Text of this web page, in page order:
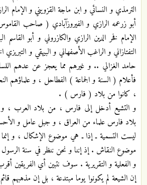
الترمذي و النسائي و ابن ماجة القزويني و الإمام
أبو زرعمه الرازي و الفيروزآبادي ( صاحب
الإمام فخر الدين الرازي والكازروني و أبو القاسم
التفتازاني و الراغب الأصفهاني و البيهقي و
حامد الغزالي .. و غيرهم مما يعجز عن عدهم
فأعلام ( السنة و الجماعة ) الفطاحل ، و علماؤهم
، كانوا من بلاد ( فارس ) .
و التشيع أدخل إلى فارس ، من بلاد العرب ،
بلاد فارس علماء من العراق ، و جبل عامل و
ليست التسمية ـ إذا ـ هي موضوع الإشكال ، و إنما
موضوع النقاش . إذ إننا و نحن ننظر في سنة الرسول
و الفعلية و التقريرية . سوف نتبين أي الفريقين
إن الشيعة لم يكونوا يوما مبتدعة ، بل إن مذهبهم